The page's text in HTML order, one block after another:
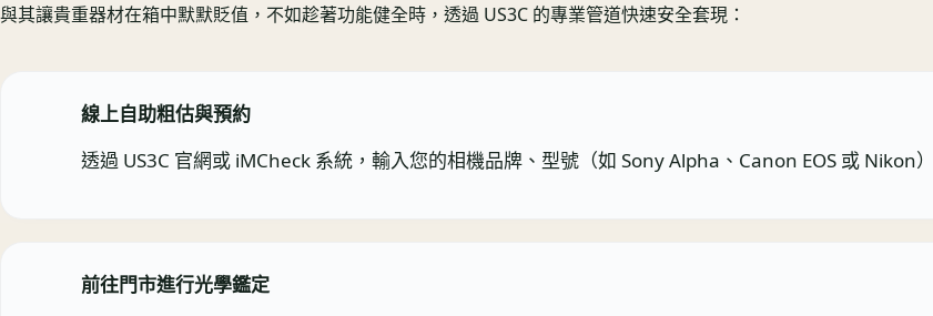
與其讓貴重器材在箱中默默貶值，不如趁著功能健全時，透過 US3C 的專業管道快速安全套現：
線上自助粗估與預約
透過 US3C 官網或 iMCheck 系統，輸入您的相機品牌、型號（如 Sony Alpha、Canon EOS 或 Nikon
前往門市進行光學鑑定